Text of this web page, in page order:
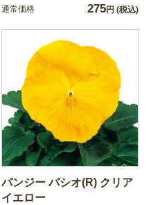
通常価格 275円 (税込)
パンジー パシオ(R) クリア
イエロー